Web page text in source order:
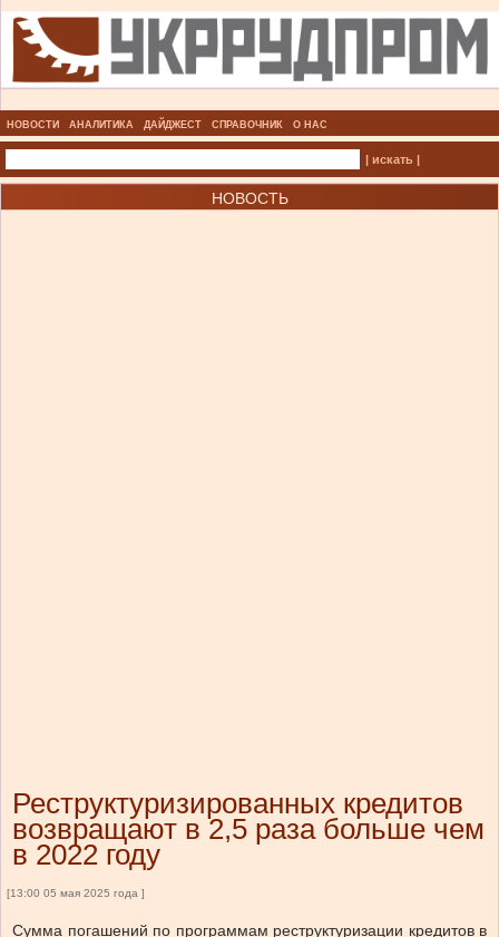
НОВОСТИ АНАЛИТИКА ДАЙДЖЕСТ СПРАВОЧНИК О НАС
| искать |
НОВОСТЬ
Реструктуризированных кредитов
возвращают в 2,5 раза больше чем
в 2022 году
[13:00 05 мая 2025 года ]
Сумма погашений по программам реструктуризации кредитов в